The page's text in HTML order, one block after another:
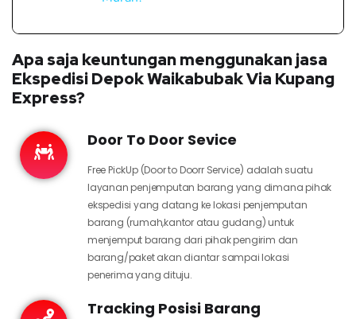
Apa saja keuntungan menggunakan jasa
Ekspedisi Depok Waikabubak Via Kupang
Express?
Door To Door Sevice
Free PickUp (Door to Doorr Service) adalah suatu
layanan penjemputan barang yang dimana pihak
ekspedisi yang datang ke lokasi penjemputan
barang (rumah,kantor atau gudang) untuk
menjemput barang dari pihak pengirim dan
barang/paket akan diantar sampai lokasi
penerima yang dituju.
Tracking Posisi Barang